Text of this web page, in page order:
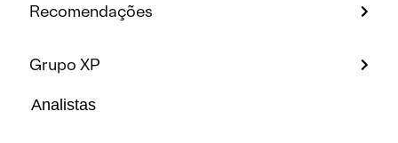
Recomendações
Grupo XP
Analistas